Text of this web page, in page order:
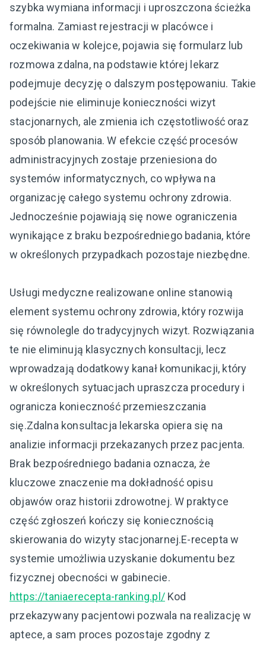
szybka wymiana informacji i uproszczona ścieżka
formalna. Zamiast rejestracji w placówce i
oczekiwania w kolejce, pojawia się formularz lub
rozmowa zdalna, na podstawie której lekarz
podejmuje decyzję o dalszym postępowaniu. Takie
podejście nie eliminuje konieczności wizyt
stacjonarnych, ale zmienia ich częstotliwość oraz
sposób planowania. W efekcie część procesów
administracyjnych zostaje przeniesiona do
systemów informatycznych, co wpływa na
organizację całego systemu ochrony zdrowia.
Jednocześnie pojawiają się nowe ograniczenia
wynikające z braku bezpośredniego badania, które
w określonych przypadkach pozostaje niezbędne.
Usługi medyczne realizowane online stanowią
element systemu ochrony zdrowia, który rozwija
się równolegle do tradycyjnych wizyt. Rozwiązania
te nie eliminują klasycznych konsultacji, lecz
wprowadzają dodatkowy kanał komunikacji, który
w określonych sytuacjach upraszcza procedury i
ogranicza konieczność przemieszczania
się.Zdalna konsultacja lekarska opiera się na
analizie informacji przekazanych przez pacjenta.
Brak bezpośredniego badania oznacza, że
kluczowe znaczenie ma dokładność opisu
objawów oraz historii zdrowotnej. W praktyce
część zgłoszeń kończy się koniecznością
skierowania do wizyty stacjonarnej.E-recepta w
systemie umożliwia uzyskanie dokumentu bez
fizycznej obecności w gabinecie.
https://taniaerecepta-ranking.pl/Kod
przekazywany pacjentowi pozwala na realizację w
aptece, a sam proces pozostaje zgodny z